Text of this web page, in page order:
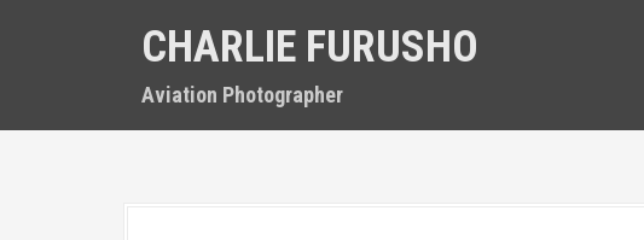
CHARLIE FURUSHO
Aviation Photographer